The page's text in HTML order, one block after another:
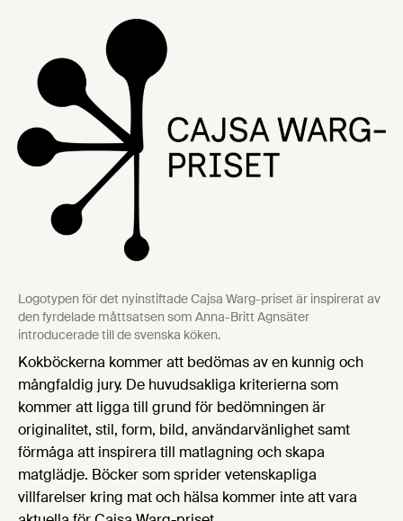
Logotypen för det nyinstiftade Cajsa Warg-priset är inspirerat av
den fyrdelade måttsatsen som Anna-Britt Agnsäter
introducerade till de svenska köken.
Kokböckerna kommer att bedömas av en kunnig och
mångfaldig jury. De huvudsakliga kriterierna som
kommer att ligga till grund för bedömningen är
originalitet, stil, form, bild, användarvänlighet samt
förmåga att inspirera till matlagning och skapa
matglädje. Böcker som sprider vetenskapliga
villfarelser kring mat och hälsa kommer inte att vara